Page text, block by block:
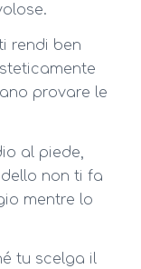
rendi ben
provare le
al piede,
non ti fa
mentre lo
tu scelga il